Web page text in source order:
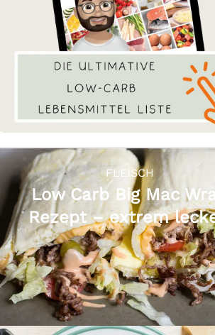
FLEISCH
Low Carb Big Mac
Rezept – extrem